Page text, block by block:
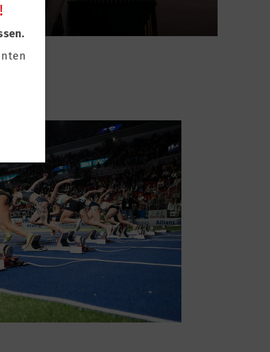
12
Lohr am Main
89309
zentrale@tsv-lohr.de